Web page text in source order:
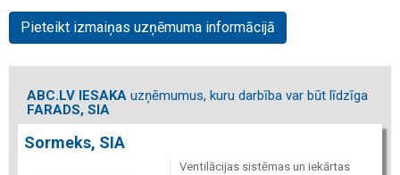
Pieteikt izmaiņas uzņēmuma informācijā
ABC.LV IESAKA uzņēmumus, kuru darbība var būt līdzīga
FARADS, SIA
Sormeks, SIA
Ventilācijas sistēmas un iekārtas